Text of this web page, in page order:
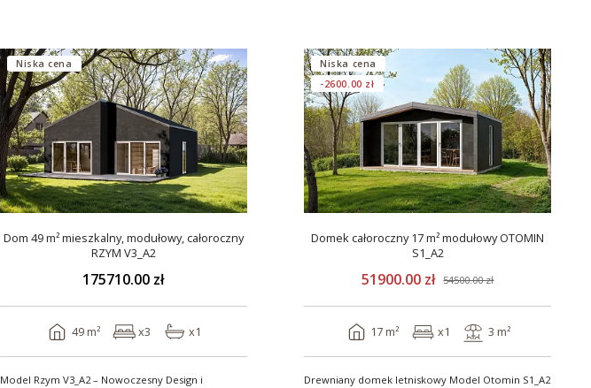
Niska cena
Dom 49 m² mieszkalny, modułowy, całoroczny
RZYM V3_A2
175710.00 zł
49 m² x3 x1
Model Rzym V3_A2 – Nowoczesny Design i
Niska cena
-2600.00 zł
Domek całoroczny 17 m² modułowy OTOMIN
S1_A2
51900.00 zł 54500.00 zł
17 m² x1 3 m²
Drewniany domek letniskowy Model Otomin S1_A2